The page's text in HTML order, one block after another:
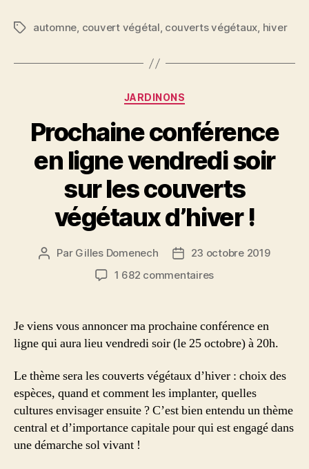
Étiquettes
automne, couvert végétal, couverts végétaux, hiver
Catégories
JARDINONS
Prochaine conférence
en ligne vendredi soir
sur les couverts
végétaux d’hiver !
Auteur
Par Gilles Domenech
Date23 octobre 2019
1 682 commentairessur
en
vendredi
sur
les
couverts
végétaux
Je viens vous annoncer ma prochaine conférence en
ligne qui aura lieu vendredi soir (le 25 octobre) à 20h.
Le thème sera les couverts végétaux d’hiver : choix des
espèces, quand et comment les implanter, quelles
cultures envisager ensuite ? C’est bien entendu un thème
central et d’importance capitale pour qui est engagé dans
une démarche sol vivant !